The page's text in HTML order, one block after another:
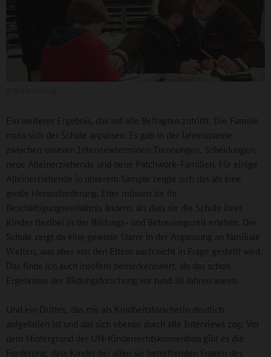
Ein weiteres Ergebnis, das auf alle Befragten zutrifft: Die Familie
muss sich der Schule anpassen. Es gab in der Jahresspanne
zwischen unseren Interviewterminen Trennungen, Scheidungen,
neue Alleinerziehende und neue Patchwork-Familien. Für einige
Alleinerziehende in unserem Sample zeigte sich das als eine
große Herausforderung. Eher müssen sie ihr
Beschäftigungsverhältnis ändern, als dass sie die Schule ihres
Kindes flexibel in der Bildungs- und Betreuungszeit erleben. Die
Schule zeigt da eine gewisse Starre in der Anpassung an familiale
Welten, was aber von den Eltern auch nicht in Frage gestellt wird.
Das finde ich auch insofern bemerkenswert, als das schon
Ergebnisse der Bildungsforschung vor rund 30 Jahren waren.
Und ein Drittes, das mir als Kindheitsforscherin deutlich
aufgefallen ist und das sich ebenso durch alle Interviews zog: Vor
dem Hintergrund der UN-Kinderrechtskonvention gibt es die
Forderung, dass Kinder bei allen sie betreffenden Fragen des